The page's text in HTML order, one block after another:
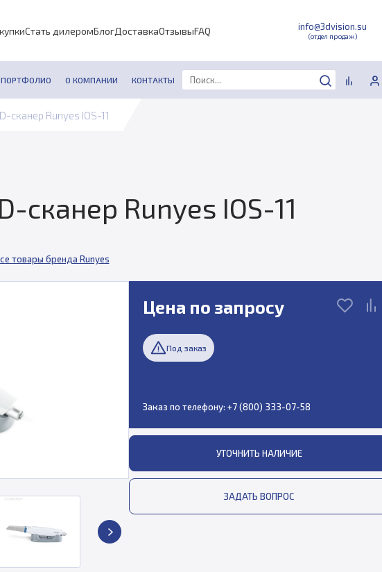
Стать дилеромБлогДоставкаОтзывыFAQ info@3dvision.su
(отдел продаж)
ПОРТФОЛИО О КОМПАНИИ КОНТАКТЫ
сканер Runyes IOS-11
сканер Runyes IOS-11
товары бренда Runyes
Цена по запросу
Под заказ
Заказ по телефону: +7 (800) 333-07-58
УТОЧНИТЬ НАЛИЧИЕ
ЗАДАТЬ ВОПРОС